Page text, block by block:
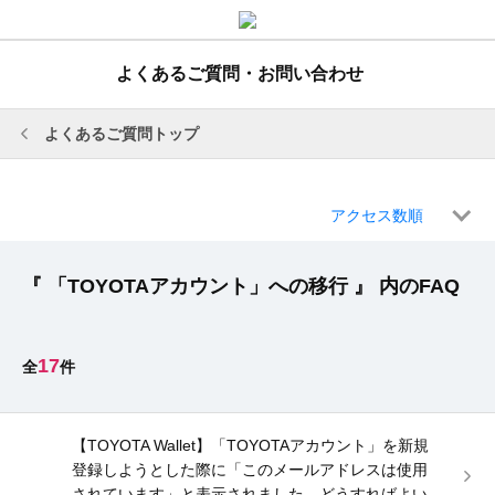
よくあるご質問・お問い合わせ
よくあるご質問トップ
アクセス数順
『 「TOYOTAアカウント」への移行 』 内のFAQ
17
【TOYOTA Wallet】「TOYOTAアカウント」を新規
登録しようとした際に「このメールアドレスは使用